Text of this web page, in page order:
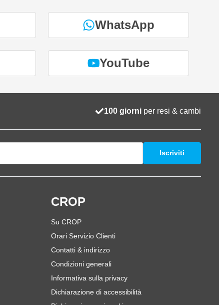
WhatsApp
YouTube
100 giorni per resi & cambi
Iscriviti
CROP
Su CROP
Orari Servizio Clienti
Contatti & indirizzo
Condizioni generali
Informativa sulla privacy
Dichiarazione di accessibilità